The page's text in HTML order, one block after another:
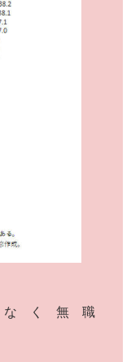
く 無 職